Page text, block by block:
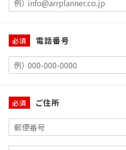
必須 電話番号
必須 ご住所